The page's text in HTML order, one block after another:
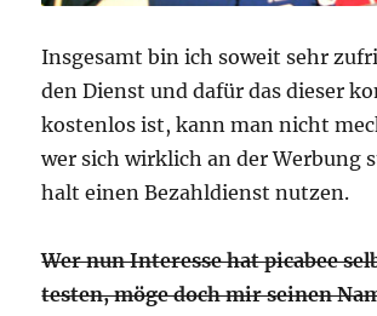
Insgesamt bin ich soweit sehr
den Dienst und dafür das dieser
kostenlos ist, kann man nicht
wer sich wirklich an der Werbung
halt einen Bezahldienst nutzen.
Wer nun Interesse hat picabee
testen, möge doch mir seinen